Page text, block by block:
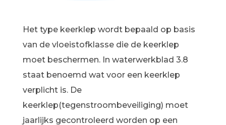
Het type keerklep wordt bepaald op basis
van de vloeistofklasse die de keerklep
moet beschermen. In waterwerkblad 3.8
staat benoemd wat voor een keerklep
verplicht is. De
keerklep(tegenstroombeveiliging) moet
jaarlijks gecontroleerd worden op een